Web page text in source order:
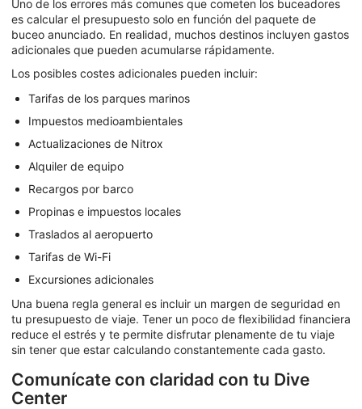
Uno de los errores más comunes que cometen los buceadores
es calcular el presupuesto solo en función del paquete de
buceo anunciado. En realidad, muchos destinos incluyen gastos
adicionales que pueden acumularse rápidamente.
Los posibles costes adicionales pueden incluir:
Tarifas de los parques marinos
Impuestos medioambientales
Actualizaciones de Nitrox
Alquiler de equipo
Recargos por barco
Propinas e impuestos locales
Traslados al aeropuerto
Tarifas de Wi-Fi
Excursiones adicionales
Una buena regla general es incluir un margen de seguridad en
tu presupuesto de viaje. Tener un poco de flexibilidad financiera
reduce el estrés y te permite disfrutar plenamente de tu viaje
sin tener que estar calculando constantemente cada gasto.
Comunícate con claridad con tu Dive
Center